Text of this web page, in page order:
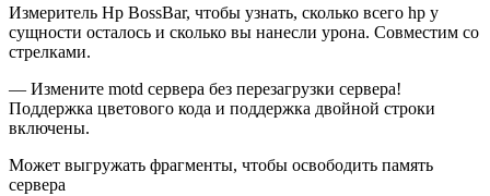
Измеритель Hp BossBar, чтобы узнать, сколько всего hp у
сущности осталось и сколько вы нанесли урона. Совместим со
стрелками.
— Измените motd сервера без перезагрузки сервера!
Поддержка цветового кода и поддержка двойной строки
включены.
Может выгружать фрагменты, чтобы освободить память
сервера